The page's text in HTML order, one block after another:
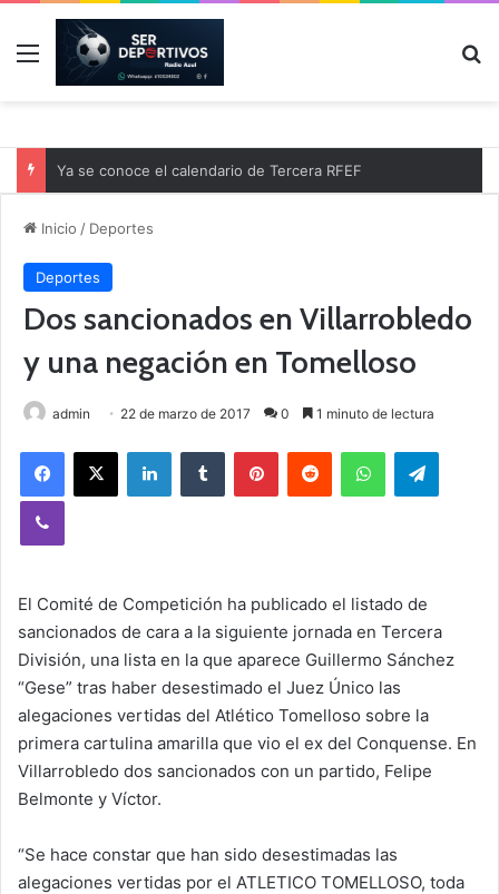
Menú
Ya se conoce el calendario de Tercera RFEF
Inicio / Deportes
Deportes
Dos sancionados en Villarrobledo
y una negación en Tomelloso
admin 22 de marzo de 2017 0 1 minuto de lectura
El Comité de Competición ha publicado el listado de
sancionados de cara a la siguiente jornada en Tercera
División, una lista en la que aparece Guillermo Sánchez
“Gese” tras haber desestimado el Juez Único las
alegaciones vertidas del Atlético Tomelloso sobre la
primera cartulina amarilla que vio el ex del Conquense. En
Villarrobledo dos sancionados con un partido, Felipe
Belmonte y Víctor.
“Se hace constar que han sido desestimadas las
alegaciones vertidas por el ATLETICO TOMELLOSO, toda